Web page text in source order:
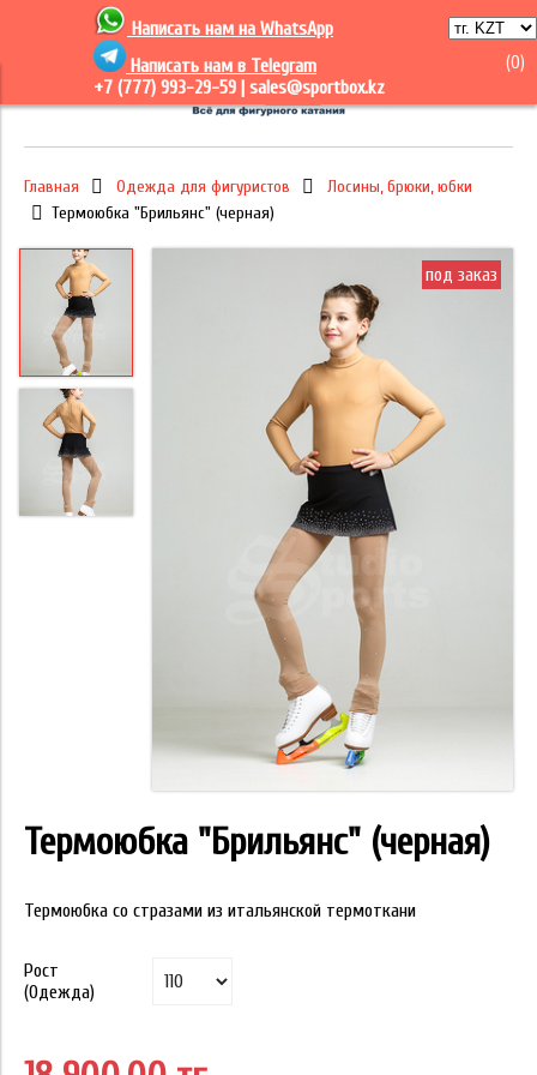
Написать нам на WhatsApp
Написать нам в Telegram
+7 (777) 993-29-59 | sales@sportbox.kz
(0)
Главная Одежда для фигуристов
Лосины, брюки, юбки
Термоюбка "Брильянс" (черная)
под заказ
Термоюбка "Брильянс" (черная)
Термоюбка со стразами из итальянской термоткани
Рост
(Одежда)